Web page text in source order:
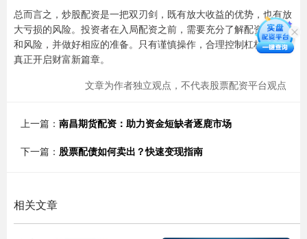
总而言之，炒股配资是一把双刃剑，既有放大收益的优势，也有放
大亏损的风险。投资者在入局配资之前，需要充分了解配资的原理
和风险，并做好相应的准备。只有谨慎操作，合理控制杠杆，才能
真正开启财富新篇章。
文章为作者独立观点，不代表股票配资平台观点
上一篇： 南昌期货配资：助力资金短缺者逐鹿市场
下一篇： 股票配债如何卖出？快速变现指南
相关文章